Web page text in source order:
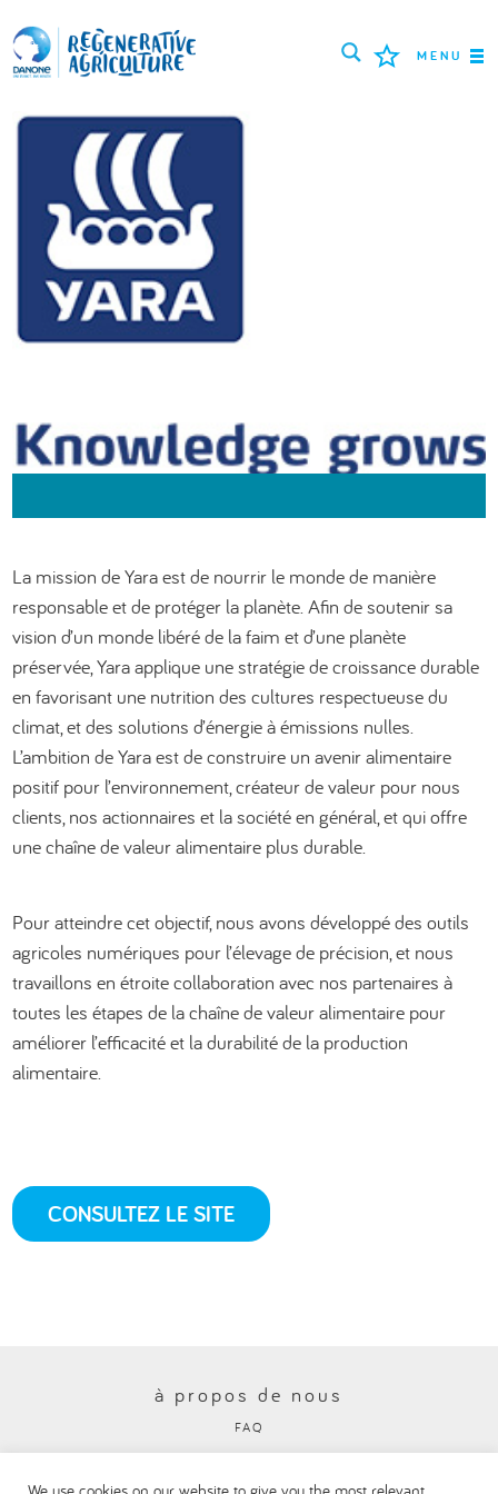
MENU
BONNES PRATIQUES
POLSKI NEDERLANDS FRANÇAIS
ESPAÑOL ENGLISH DEUTSCH
العربية
La mission de Yara est de nourrir le monde de manière
responsable et de protéger la planète. Afin de soutenir sa
vision d’un monde libéré de la faim et d’une planète
préservée, Yara applique une stratégie de croissance durable
en favorisant une nutrition des cultures respectueuse du
climat, et des solutions d’énergie à émissions nulles.
L’ambition de Yara est de construire un avenir alimentaire
positif pour l’environnement, créateur de valeur pour nous
clients, nos actionnaires et la société en général, et qui offre
une chaîne de valeur alimentaire plus durable.
Pour atteindre cet objectif, nous avons développé des outils
agricoles numériques pour l’élevage de précision, et nous
travaillons en étroite collaboration avec nos partenaires à
toutes les étapes de la chaîne de valeur alimentaire pour
améliorer l’efficacité et la durabilité de la production
alimentaire.
CONSULTEZ LE SITE
à propos de nous
FAQ